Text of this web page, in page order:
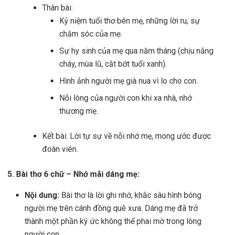
Thân bài:
Kỷ niệm tuổi thơ bên mẹ, những lời ru, sự
chăm sóc của mẹ.
Sự hy sinh của mẹ qua năm tháng (chịu nắng
cháy, mùa lũ, cắt bớt tuổi xanh).
Hình ảnh người mẹ già nua vì lo cho con.
Nỗi lòng của người con khi xa nhà, nhớ
thương mẹ.
Kết bài: Lời tự sự về nỗi nhớ mẹ, mong ước được
đoàn viên.
5. Bài thơ 6 chữ – Nhớ mãi dáng mẹ:
Nội dung: Bài thơ là lời ghi nhớ, khắc sâu hình bóng
người mẹ trên cánh đồng quê xưa. Dáng mẹ đã trở
thành một phần ký ức không thể phai mờ trong lòng